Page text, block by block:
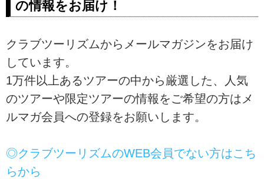
の情報をお届け！
クラブツーリズムからメールマガジンをお届け
しています。
1万件以上あるツアーの中から厳選した、人気
のツアーや限定ツアーの情報をご希望の方はメ
ルマガ会員への登録をお願いします。
◎クラブツーリズムのWEB会員でない方はこち
らから